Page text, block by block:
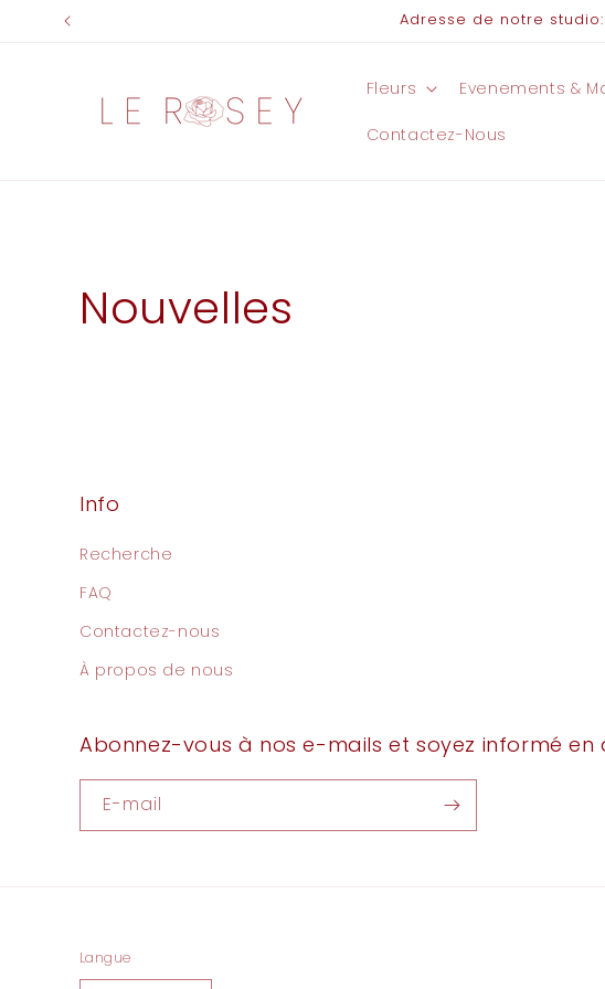
passer
Adresse de notre studio:
Fleurs Evenements &
Contactez-Nous
Nouvelles
Info
Recherche
FAQ
Contactez-nous
À propos de nous
Abonnez-vous à nos e-mails et soyez informé
E-mail
Langue